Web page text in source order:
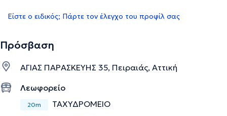
Είστε ο ειδικός; Πάρτε τον έλεγχο του προφίλ σας
Πρόσβαση
ΑΓΙΑΣ ΠΑΡΑΣΚΕΥΗΣ 35, Πειραιάς, Αττική
Λεωφορείο
20m ΤΑΧΥΔΡΟΜΕΙΟ